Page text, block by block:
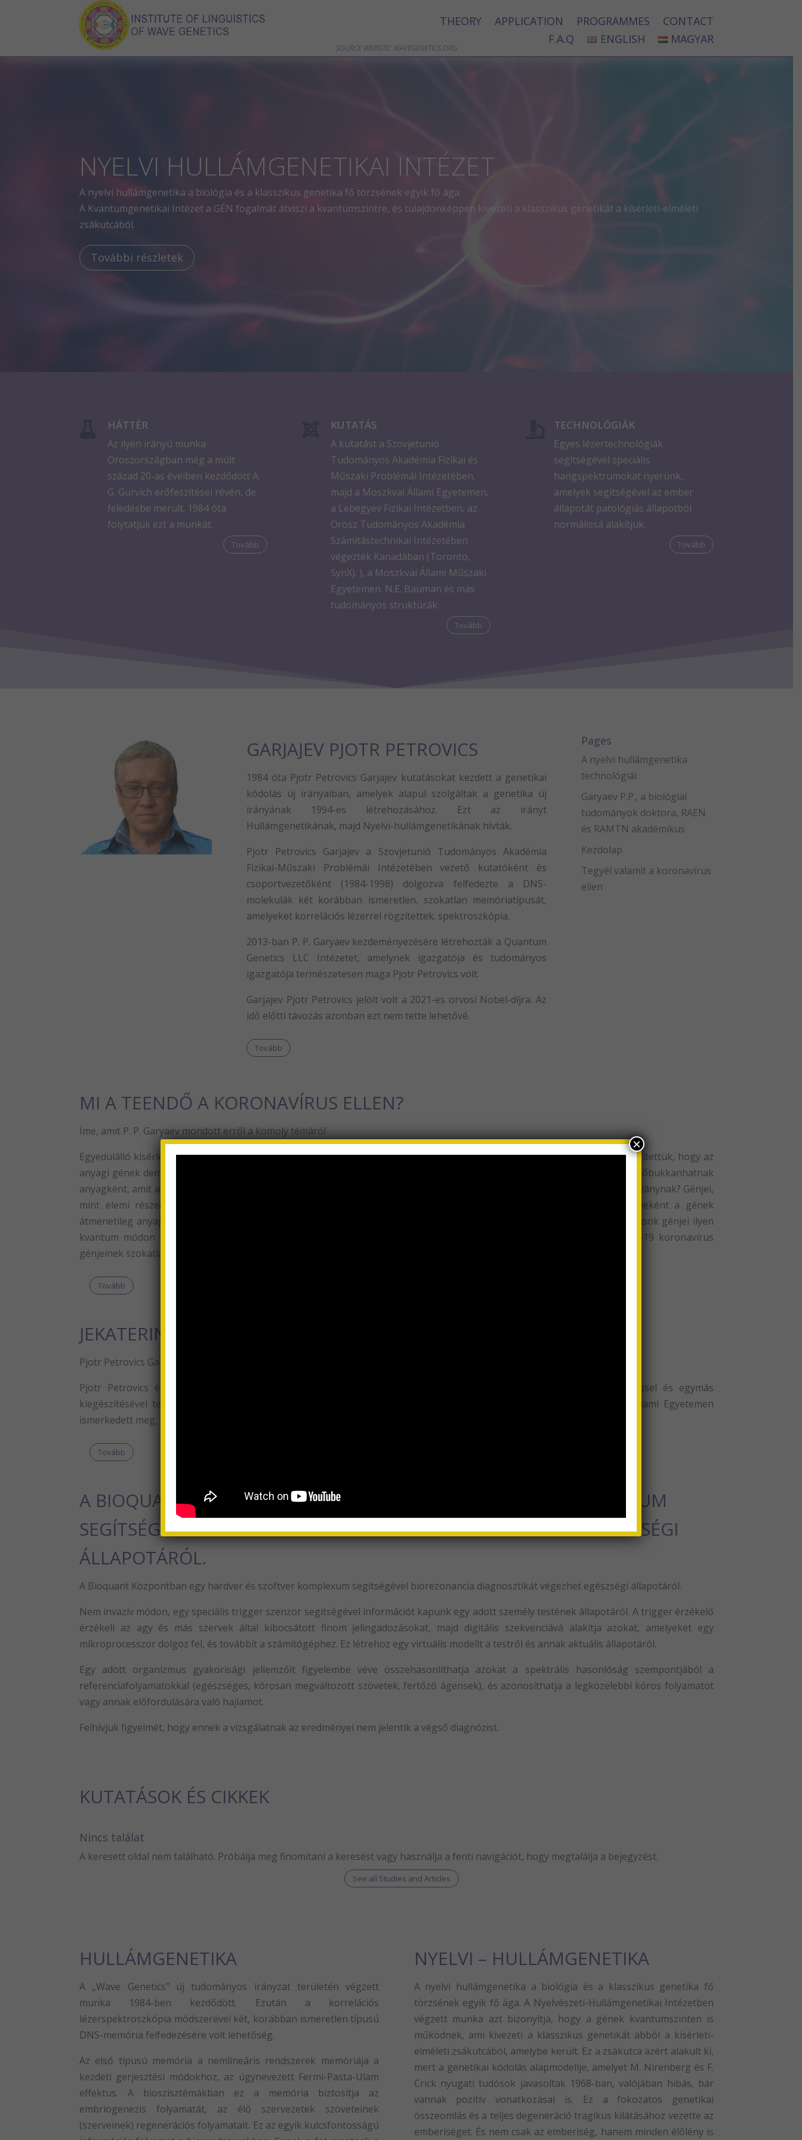
SOURCE WEBSITE: WAVEGENETICS.ORG
THEORY APPLICATION PROGRAMMES
CONTACT
F.A.Q
ENGLISH MAGYAR
NYELVI HULLÁMGENETIKAI INTÉZET
A nyelvi hullámgenetika a biológia és a klasszikus genetika fő törzsének egyik fő ága.
A Kvantumgenetikai Intézet a GÉN fogalmát átviszi a kvantumszintre, és tulajdonképpen kivezeti a klasszikus genetikát a kísérleti-elméleti
zsákutcából.
További részletek
HÁTTÉR
Az ilyen irányú munka
Oroszországban még a múlt
század 20-as éveiben kezdődött A.
G. Gurvich erőfeszítései révén, de
feledésbe merült. 1984 óta
folytatjuk ezt a munkát.
Tovább
KUTATÁS
A kutatást a Szovjetunió
Tudományos Akadémia Fizikai és
Műszaki Problémái Intézetében,
majd a Moszkvai Állami Egyetemen,
a Lebegyev Fizikai Intézetben, az
Orosz Tudományos Akadémia
Számítástechnikai Intézetében
végezték Kanadában (Toronto,
SynX). ), a Moszkvai Állami Műszaki
Egyetemen. N.E. Bauman és más
tudományos struktúrák.
Tovább
TECHNOLÓGIÁK
Egyes lézertechnológiák
segítségével speciális
hangspektrumokat nyerünk,
amelyek segítségével az ember
állapotát patológiás állapotból
normálissá alakítjuk.
Tovább
GARJAJEV PJOTR PETROVICS
1984 óta Pjotr ​​Petrovics Garjajev kutatásokat kezdett a genetikai
kódolás új irányaiban, amelyek alapul szolgáltak a genetika új
irányának 1994-es létrehozásához. Ezt az irányt
Hullámgenetikának, majd Nyelvi-hullámgenetikának hívták.
Pjotr ​​Petrovics Garjajev a Szovjetunió Tudományos Akadémia
Fizikai-Műszaki Problémái Intézetében vezető kutatóként és
csoportvezetőként (1984-1998) dolgozva felfedezte a DNS-
molekulák két korábban ismeretlen, szokatlan memóriatípusát,
amelyeket korrelációs lézerrel rögzítettek. spektroszkópia.
2013-ban P. P. Garyaev kezdeményezésére létrehozták a Quantum
Genetics LLC Intézetet, amelynek igazgatója és tudományos
igazgatója természetesen maga Pjotr ​​Petrovics volt.
Garjajev Pjotr ​​Petrovics jelölt volt a 2021-es orvosi Nobel-díjra. Az
idő előtti távozás azonban ezt nem tette lehetővé.
Tovább
Pages
A nyelvi hullámgenetika
technológiái
Garyaev P.P., a biológiai
tudományok doktora, RAEN
és RAMTN akadémikus
Kezdolap
Tegyél valamit a koronavírus
ellen
MI A TEENDŐ A KORONAVÍRUS ELLEN?
Íme, amit P. P. Garyaev mondott erről a komoly témáról
Egyedülálló kísérleti eredményeket kaptunk, amelyek valószínűleg relevánsak a covid-járvány szempontjából. Láttuk és rögzítettük, hogy az
anyagi gének dematerializálódhatnak, és immateriális elektromágneses mezők alkotóelemei lehetnek. A gének pedig újra előbukkanhatnak
anyagként, amit a kvantumfizika bizonyít az elemi részecskék – fotonok, elektronok stb. De mi köze ehhez a koronavírus-járványnak? Génjei,
mint elemi részecskék gyűjteménye, (feltételezem) elektromágneses tér állapotát is megszerezhetik. Ennek eredményeként a gének
átmenetileg anyagként eltűnnek. Ez azt jelenti, hogy bizonyos körülmények között a génjeink és a minket megfertőző vírusok génjei ilyen
kvantum módon ingadozhatnak – vagy eltűnnek, vagy megjelennek. Ha igen, akkor most megmagyarázhatjuk a Covid-19 koronavírus
génjeinek szokatlan és veszélyes viselkedését
Tovább
JEKATERINA ALEXANDROVNA LEONOVA-GARJAEVA
Pjotr ​​Petrovics Garjajev felesége, barátja és szövetségese – Jekaterina Aleksandrovna Leonova-Garyaeva
Pjotr ​​Petrovics és Jekaterina Alekszandrovna közel 30 évig éltek együtt. Életük közös ügyekkel, kölcsönös megértéssel és egymás
kiegészítésével telt minden tudományos és életkérdésben. Pjotr ​​Petrovics Jekatyerina Alekszandrovnával a Moszkvai Állami Egyetemen
ismerkedett meg, ahol akkor még harmadéves hallgató volt a Biológiai Karon, és nagyon érdekelték a szokatlan jelenségek.
Tovább
A BIOQUANT KÖZPONTBAN EGY HARDVER ÉS SZOFTVER KOMPLEXUM
SEGÍTSÉGÉVEL BIOREZONANCIA DIAGNOSZTIKÁT VÉGEZHET EGÉSZSÉGI
ÁLLAPOTÁRÓL.
A Bioquant Központban egy hardver és szoftver komplexum segítségével biorezonancia diagnosztikát végezhet egészségi állapotáról.
Nem invazív módon, egy speciális trigger szenzor segítségével információt kapunk egy adott személy testének állapotáról. A trigger érzékelő
érzékeli az agy és más szervek által kibocsátott finom jelingadozásokat, majd digitális szekvenciává alakítja azokat, amelyeket egy
mikroprocesszor dolgoz fel, és továbbít a számítógéphez. Ez létrehoz egy virtuális modellt a testről és annak aktuális állapotáról.
Egy adott organizmus gyakorisági jellemzőit figyelembe véve összehasonlíthatja azokat a spektrális hasonlóság szempontjából a
referenciafolyamatokkal (egészséges, kórosan megváltozott szövetek, fertőző ágensek), és azonosíthatja a legközelebbi kóros folyamatot
vagy annak előfordulására való hajlamot.
Felhívjuk figyelmét, hogy ennek a vizsgálatnak az eredményei nem jelentik a végső diagnózist.
KUTATÁSOK ÉS CIKKEK
Nincs találat
A keresett oldal nem található. Próbálja meg finomítani a keresést vagy használja a fenti navigációt, hogy megtalálja a bejegyzést.
See all Studies and Articles
HULLÁMGENETIKA
A „Wave Genetics” új tudományos irányzat területén végzett
munka 1984-ben kezdődött. Ezután a korrelációs
lézerspektroszkópia módszerével két, korábban ismeretlen típusú
DNS-memória felfedezésére volt lehetőség.
Az első típusú memória a nemlineáris rendszerek memóriája a
kezdeti gerjesztési módokhoz, az úgynevezett Fermi-Pasta-Ulam
effektus. A bioszisztémákban ez a memória biztosítja az
embriogenezis folyamatát, az élő szervezetek szöveteinek
(szerveinek) regenerációs folyamatait. Ez az egyik kulcsfontosságú
NYELVI – HULLÁMGENETIKA
A nyelvi hullámgenetika a biológia és a klasszikus genetika fő
törzsének egyik fő ága. A Nyelvészeti-Hullámgenetikai Intézetben
végzett munka azt bizonyítja, hogy a gének kvantumszinten is
működnek, ami kivezeti a klasszikus genetikát abból a kísérleti-
elméleti zsákutcából, amelybe került. Ez a zsákutca azért alakult ki,
mert a genetikai kódolás alapmodellje, amelyet M. Nirenberg és F.
Crick nyugati tudósok javasoltak 1968-ban, valójában hibás, bár
vannak pozitív vonatkozásai is. Ez a fokozatos genetikai
összeomlás és a teljes degeneráció tragikus kilátásához vezette az
emberiséget. És nem csak az emberiség, hanem minden élőlény is
×